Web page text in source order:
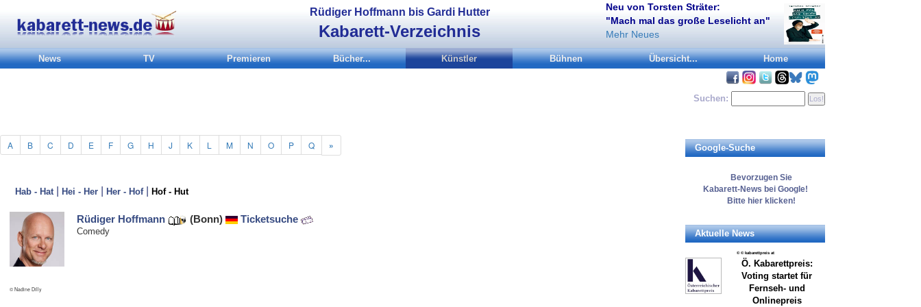
Rüdiger Hoffmann bis Gardi Hutter
Kabarett-Verzeichnis
Neu von Torsten Sträter:
"Mach mal das große Leselicht an"
Mehr Neues
News TV Premieren Bücher... Künstler Bühnen Übersicht... Home
Suchen:
A B C D E F G H J K L M N O P Q »
Hab - Hat| Hei - Her | Her - Hof| Hof - Hut
© Nadine Dilly
Rüdiger Hoffmann (Bonn) Ticketsuche
Comedy
Google-Suche
Bevorzugen Sie
Kabarett-News bei Google!
Bitte hier klicken!
Aktuelle News
© © kabarettpreis at
Ö. Kabarettpreis:
Voting startet für
Fernseh- und
Onlinepreis